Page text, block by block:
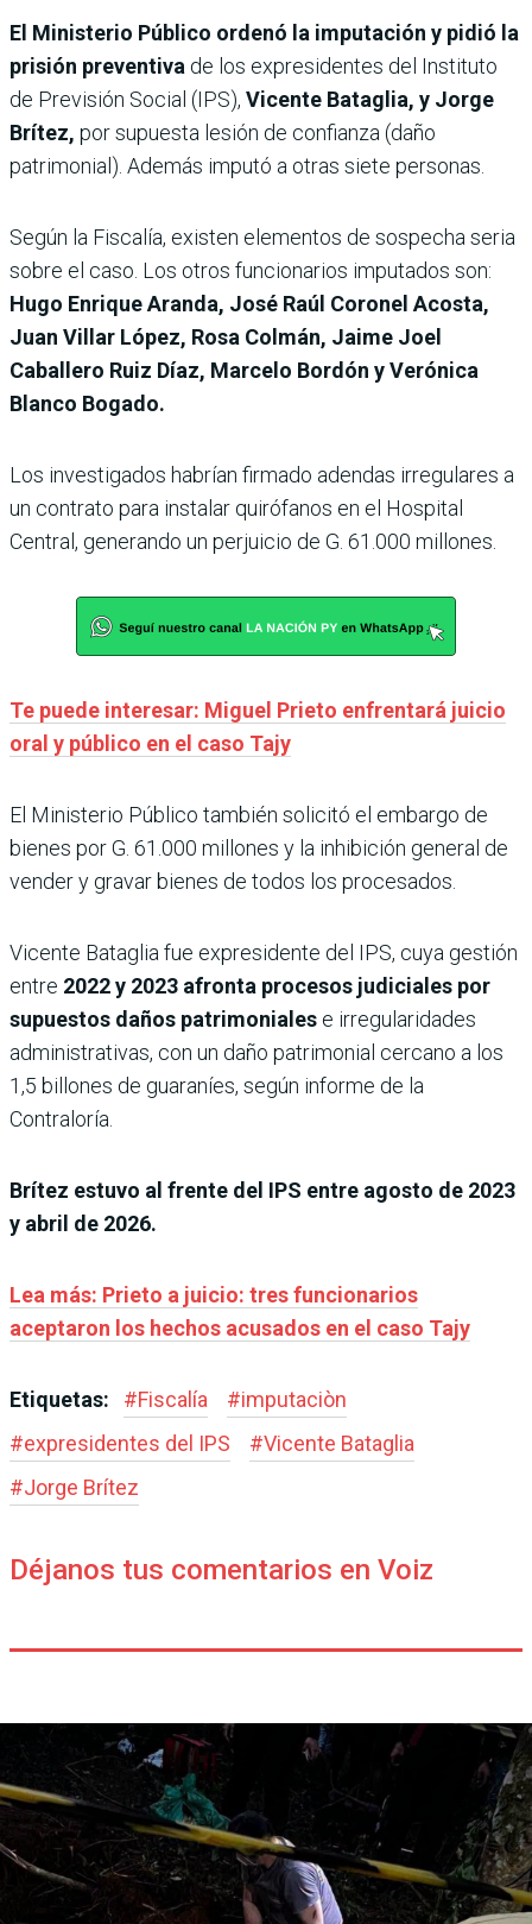
El Ministerio Público ordenó la imputación y pidió la
prisión preventiva de los expresidentes del Instituto
de Previsión Social (IPS), Vicente Bataglia, y Jorge
Brítez, por supuesta lesión de confianza (daño
patrimonial). Además imputó a otras siete personas.
Según la Fiscalía, existen elementos de sospecha seria
sobre el caso. Los otros funcionarios imputados son:
Hugo Enrique Aranda, José Raúl Coronel Acosta,
Juan Villar López, Rosa Colmán, Jaime Joel
Caballero Ruiz Díaz, Marcelo Bordón y Verónica
Blanco Bogado.
Los investigados habrían firmado adendas irregulares a
un contrato para instalar quirófanos en el Hospital
Central, generando un perjuicio de G. 61.000 millones.
Te puede interesar: Miguel Prieto enfrentará juicio
oral y público en el caso Tajy
El Ministerio Público también solicitó el embargo de
bienes por G. 61.000 millones y la inhibición general de
vender y gravar bienes de todos los procesados.
Vicente Bataglia fue expresidente del IPS, cuya gestión
entre 2022 y 2023 afronta procesos judiciales por
supuestos daños patrimoniales e irregularidades
administrativas, con un daño patrimonial cercano a los
1,5 billones de guaraníes, según informe de la
Contraloría.
Brítez estuvo al frente del IPS entre agosto de 2023
y abril de 2026.
Lea más: Prieto a juicio: tres funcionarios
aceptaron los hechos acusados en el caso Tajy
Etiquetas: #Fiscalía #imputaciòn
#expresidentes del IPS #Vicente Bataglia
#Jorge Brítez
Déjanos tus comentarios en Voiz